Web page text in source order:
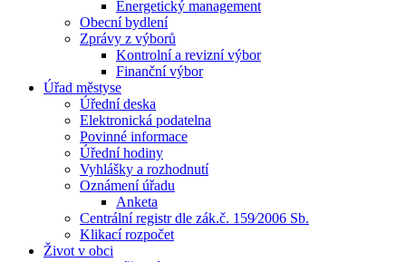
Energetický management
Obecní bydlení
Zprávy z výborů
Kontrolní a revizní výbor
Finanční výbor
Úřad městyse
Úřední deska
Elektronická podatelna
Povinné informace
Úřední hodiny
Vyhlášky a rozhodnutí
Oznámení úřadu
Anketa
Centrální registr dle zák.č. 159⁄2006 Sb.
Klikací rozpočet
Život v obci